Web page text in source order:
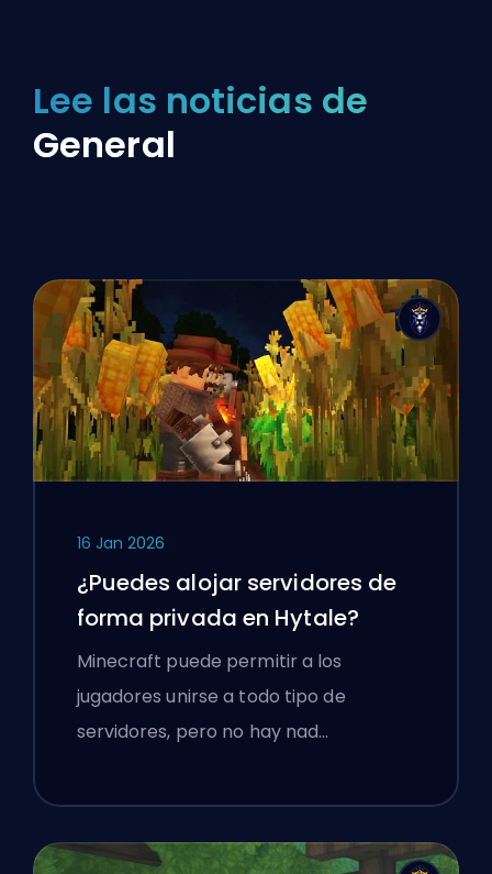
Lee las noticias de
General
16 Jan 2026
¿Puedes alojar servidores de
forma privada en Hytale?
Minecraft puede permitir a los
jugadores unirse a todo tipo de
servidores, pero no hay nad…